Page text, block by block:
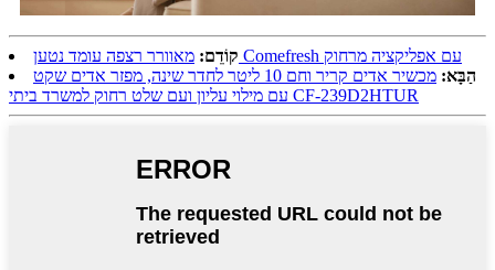
קוֹדֵם:
מאוורר רצפה עומד נטען Comefresh עם אפליקציה מרחוק
הַבָּא:
מכשיר אדים קריר וחם 10 ליטר לחדר שינה, מפזר אדים שקט
עם מילוי עליון ועם שלט רחוק למשרד ביתי CF-239D2HTUR